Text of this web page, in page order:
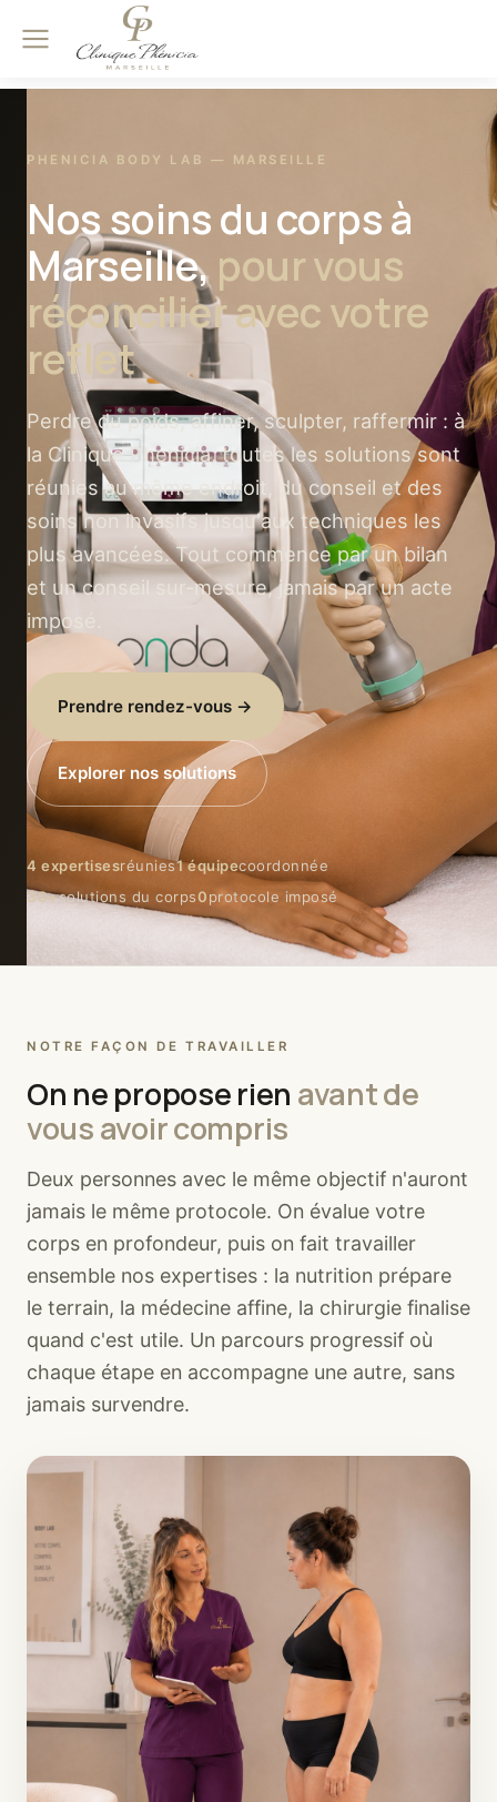
PHENICIA BODY LAB — MARSEILLE
Nos soins du corps à
Marseille, pour vous
réconcilier avec votre
reflet
Perdre du poids, affiner, sculpter, raffermir : à
la Clinique Phenicia, toutes les solutions sont
réunies au même endroit, du conseil et des
soins non invasifs jusqu'aux techniques les
plus avancées. Tout commence par un bilan
et un conseil sur-mesure, jamais par un acte
imposé.
Prendre rendez-vous →
Explorer nos solutions
4 expertisesréunies1 équipecoordonnée
30+solutions du corps0protocole imposé
NOTRE FAÇON DE TRAVAILLER
On ne propose rien avant de
vous avoir compris
Deux personnes avec le même objectif n'auront
jamais le même protocole. On évalue votre
corps en profondeur, puis on fait travailler
ensemble nos expertises : la nutrition prépare
le terrain, la médecine affine, la chirurgie finalise
quand c'est utile. Un parcours progressif où
chaque étape en accompagne une autre, sans
jamais survendre.